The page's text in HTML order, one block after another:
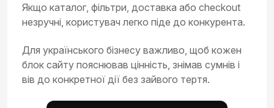
Якщо каталог, фільтри, доставка або checkout
незручні, користувач легко піде до конкурента.
Для українського бізнесу важливо, щоб кожен
блок сайту пояснював цінність, знімав сумнів і
вів до конкретної дії без зайвого тертя.